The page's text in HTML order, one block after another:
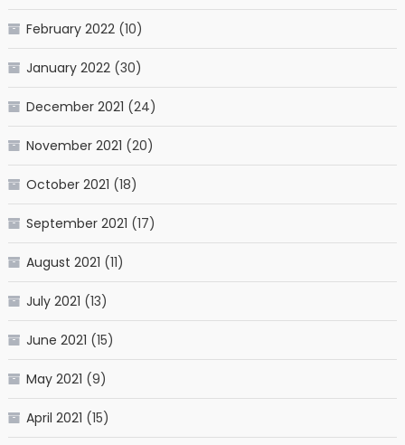
February 2022(10)
January 2022(30)
December 2021 (24)
November 2021 (20)
October 2021 (18)
September 2021 (17)
August 2021 (11)
July 2021 (13)
June 2021 (15)
May 2021 (9)
April 2021 (15)